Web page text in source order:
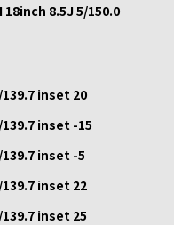
18inch 8.5J 5/150.0
139.7 inset 20
139.7 inset -15
139.7 inset -5
139.7 inset 22
139.7 inset 25